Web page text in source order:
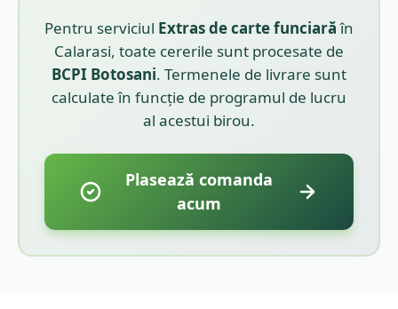
Pentru serviciul Extras de carte funciarăîn
Calarasi, toate cererile sunt procesate de
BCPI Botosani. Termenele de livrare sunt
calculate în funcție de programul de lucru
al acestui birou.
Plasează comanda
acum